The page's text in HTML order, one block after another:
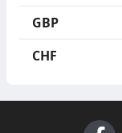
GBP
CHF